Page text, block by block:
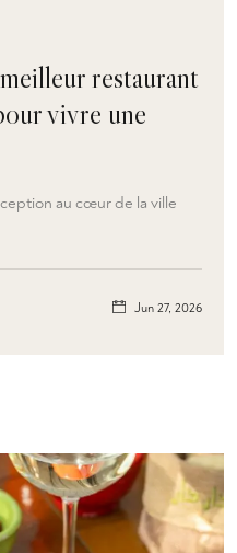
restaurant
vivre une
au cœur de la ville
Jun 27, 2026